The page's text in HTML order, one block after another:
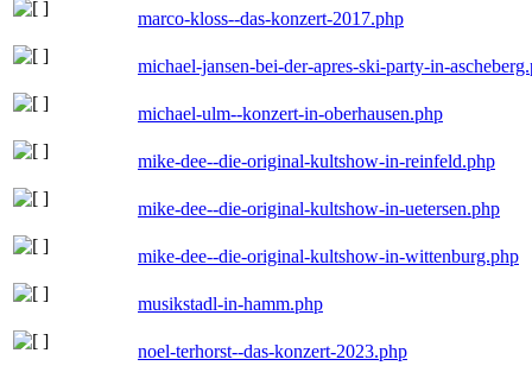
marco-kloss--das-konzert-2017.php
michael-jansen-bei-der-apres-ski-party-in-
michael-ulm--konzert-in-oberhausen.php
mike-dee--die-original-kultshow-in-reinfeld.php
mike-dee--die-original-kultshow-in-uetersen.php
mike-dee--die-original-kultshow-in-wittenburg.php
musikstadl-in-hamm.php
noel-terhorst--das-konzert-2023.php